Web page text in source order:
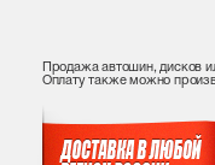
Продажа автошин, дисков
Оплату также можно